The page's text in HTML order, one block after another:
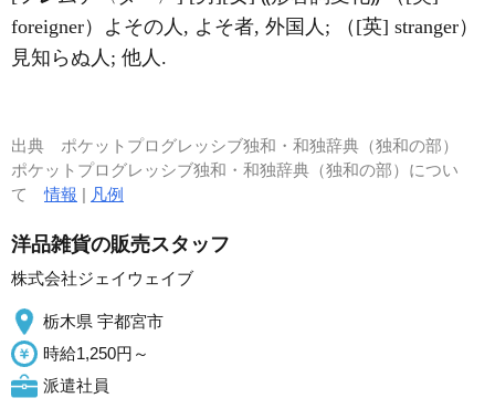
foreigner）よその人, よそ者, 外国人; （[英] stranger）
見知らぬ人; 他人.
出典 ポケットプログレッシブ独和・和独辞典（独和の部）
ポケットプログレッシブ独和・和独辞典（独和の部）につい
て情報 | 凡例
洋品雑貨の販売スタッフ
株式会社ジェイウェイブ
栃木県 宇都宮市
時給1,250円～
派遣社員